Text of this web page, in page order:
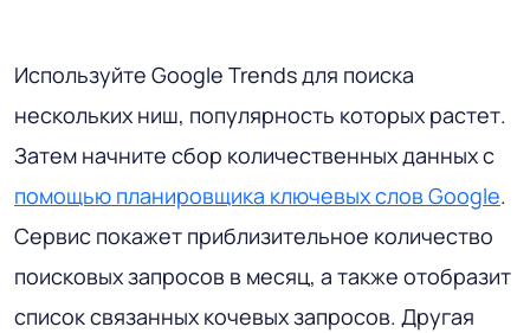
Используйте Google Trends для поиска
нескольких ниш, популярность которых растет.
Затем начните сбор количественных данных с
помощью планировщика ключевых слов Google.
Сервис покажет приблизительное количество
поисковых запросов в месяц, а также отобразит
список связанных кочевых запросов. Другая